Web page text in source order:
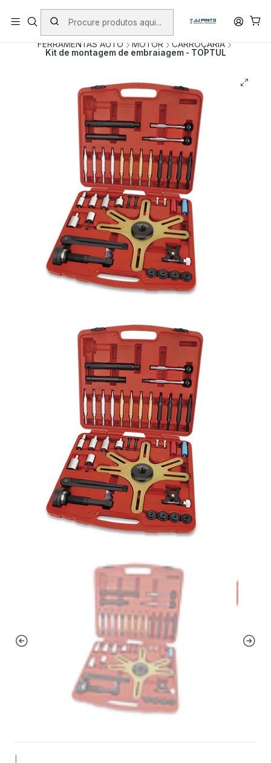
PORTES INCLUÍDOS EM ENCOMENDAS +75€ (excepto ilhas)
Início PRODUTOS
FERRAMENTA MANUAL
FERRAMENTAS AUTO
MOTOR
CARROÇARIA
Kit de montagem de embraiagem - TOPTUL